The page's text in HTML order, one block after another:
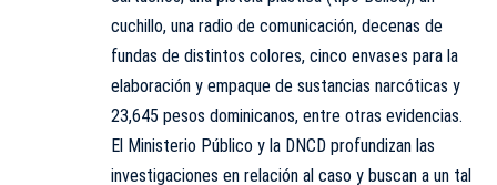
cuchillo, una radio de comunicación, decenas de
fundas de distintos colores, cinco envases para la
elaboración y empaque de sustancias narcóticas y
23,645 pesos dominicanos, entre otras evidencias.
El Ministerio Público y la DNCD profundizan las
investigaciones en relación al caso y buscan a un tal